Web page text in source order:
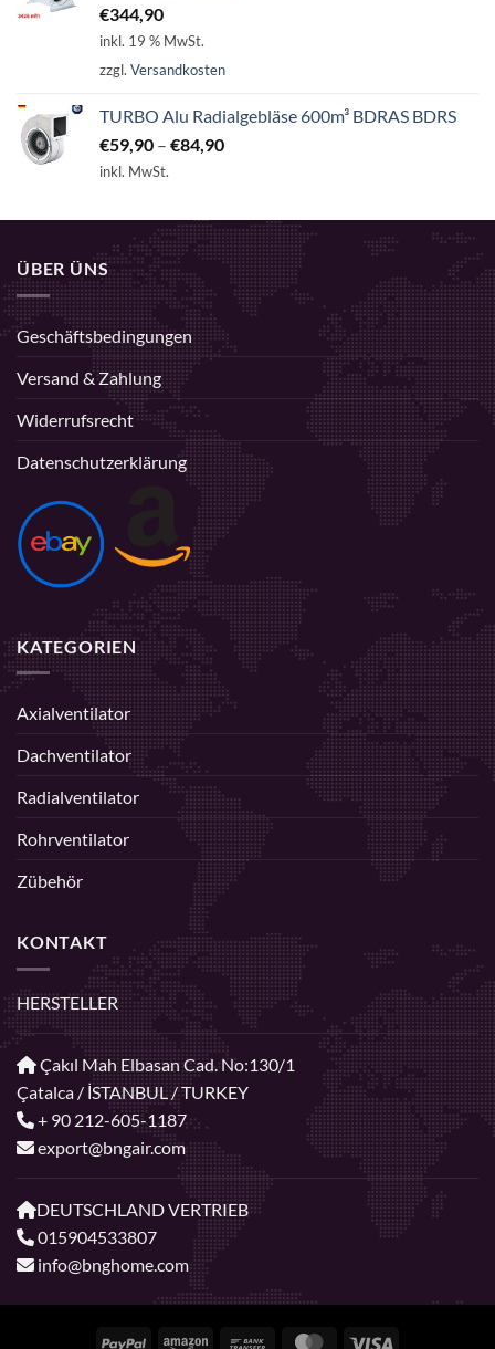
€344,90
inkl. 19 % MwSt.
zzgl. Versandkosten
TURBO Alu Radialgebläse 600m³ BDRAS BDRS
€59,90 – €84,90
inkl. MwSt.
ÜBER ÜNS
Geschäftsbedingungen
Versand & Zahlung
Widerrufsrecht
Datenschutzerklärung
KATEGORIEN
Axialventilator
Dachventilator
Radialventilator
Rohrventilator
Zübehör
KONTAKT
HERSTELLER
Çakıl Mah Elbasan Cad. No:130/1
Çatalca / İSTANBUL / TURKEY
+ 90 212-605-1187
export@bngair.com
DEUTSCHLAND VERTRIEB
015904533807
info@bnghome.com
PayPal Amazon Bank MasterCard